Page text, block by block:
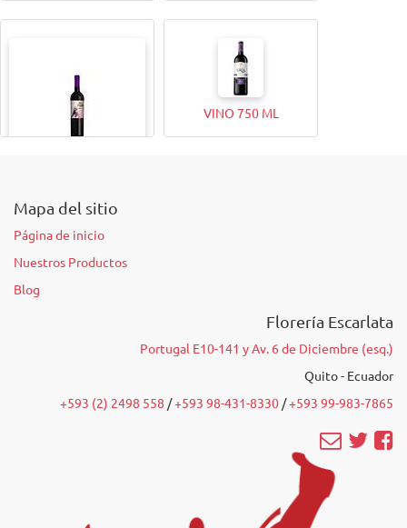
VINO 750 ML
Mapa del sitio
Página de inicio
Nuestros Productos
Blog
Florería Escarlata
Portugal E10-141 y Av. 6 de Diciembre (esq.)
Quito - Ecuador
+593 (2) 2498 558 /‭+593 98-431-8330 ‬ /‭+593 99-983-7865‬